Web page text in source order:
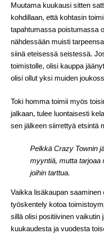
Muutama kuukausi sitten
kohdillaan, että kohtasin
tapahtumassa poistumassa
nähdessään muisti
siinä eteisessä seistessä.
toimistolle, olisi kauppa
olisi ollut yksi muiden
Toki homma toimii myös
jalkaan, tulee luontaisesti
sen jälkeen siirrettyä etsintä
Pelkkä Crazy Townin
myyntiä, mutta tarjoaa
joihin tarttua.
Vaikka lisäkaupan
työskentely kotoa
sillä olisi positiivinen vaikutin
kuukaudesta ja vuodesta